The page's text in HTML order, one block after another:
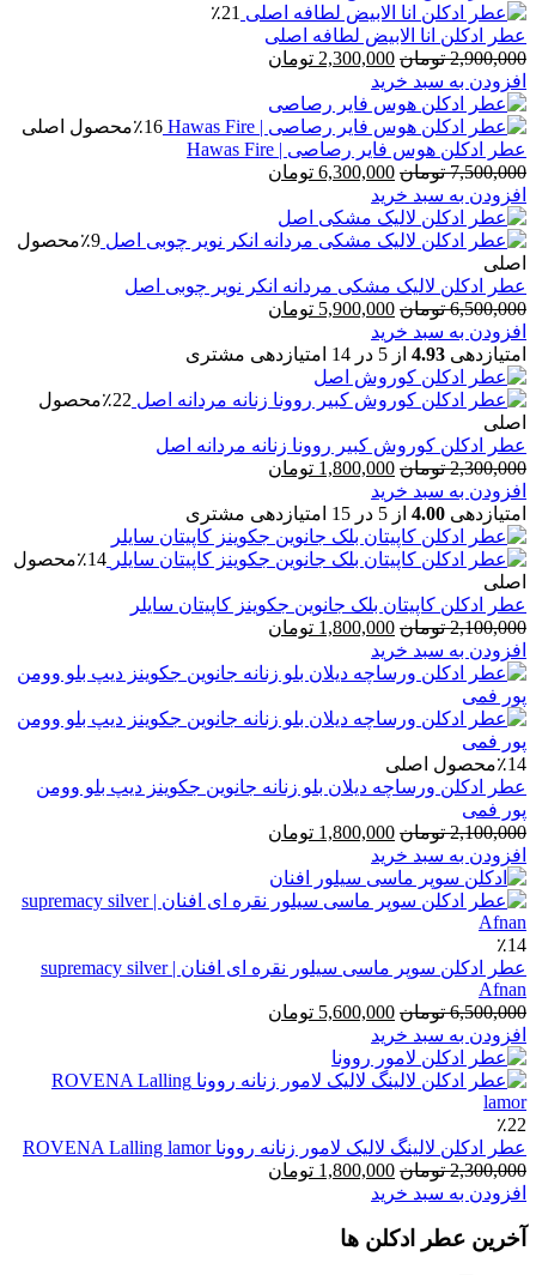
٪21
عطر ادکلن انا الابیض لطافه اصلی
2,900,000 تومان قیمت
اصلی
2,900,000 تومان
بود.
2,300,000 تومان
است.
افزودن به سبد خرید
٪16محصول اصلی
عطر ادکلن هوس فایر رصاصی | Hawas Fire
7,500,000 تومان قیمت
اصلی
7,500,000 تومان
بود.
6,300,000 تومان
است.
افزودن به سبد خرید
٪9محصول
اصلی
عطر ادکلن لالیک مشکی مردانه انکر نویر چوبی اصل
6,500,000 تومان قیمت
اصلی
6,500,000 تومان
بود.
5,900,000 تومان
5,900,000 تومان
افزودن به سبد خرید
امتیازدهی 4.93 از 5 در 14 امتیازدهی مشتری
٪22محصول
اصلی
عطر ادکلن کوروش کبیر روونا زنانه مردانه اصل
2,300,000 تومان قیمت
اصلی
2,300,000 تومان
بود.
1,800,000 تومان
1,800,000 تومان
است.
افزودن به سبد خرید
امتیازدهی 4.00 از 5 در 15 امتیازدهی مشتری
٪14محصول
اصلی
عطر ادکلن کاپیتان بلک جانوین جکوینز کاپیتان سایلر
2,100,000 تومان قیمت
اصلی
2,100,000 تومان
1,800,000 تومان
1,800,000 تومان
افزودن به سبد خرید
٪14محصول اصلی
عطر ادکلن ورساچه دیلان بلو زنانه جانوین جکوینز دیپ بلو وومن
پور فمی
2,100,000 تومان قیمت
اصلی
2,100,000 تومان
بود.
1,800,000 تومان
است.
افزودن به سبد خرید
٪14
عطر ادکلن سوپر ماسی سیلور نقره ای افنان | supremacy silver
Afnan
6,500,000 تومان قیمت
اصلی
بود.
5,600,000 تومان
است.
افزودن به سبد خرید
٪22
عطر ادکلن لالینگ لالیک لامور زنانه روونا ROVENA Lalling lamor
2,300,000 تومان قیمت
اصلی
بود.
1,800,000 تومان
افزودن به سبد خرید
آخرین عطر ادکلن ها